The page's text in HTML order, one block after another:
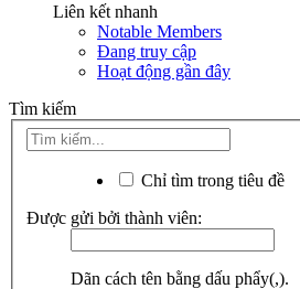
Liên kết nhanh
Notable Members
Đang truy cập
Hoạt động gần đây
Tìm kiếm
Chỉ tìm trong tiêu đề
Được gửi bởi thành viên:
Dãn cách tên bằng dấu phẩy(,).